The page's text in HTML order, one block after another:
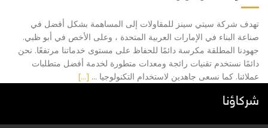
تهدف شركة سيتي سينز للمقاولات إلى المساهمة بشكل أفضل في
صناعة البناء في الإمارات العربية المتحدة ، وعلى الأخص في أبو ظبي.
جهودنا المطلقة مكرسة دائمًا للحفاظ على مستوى خدماتنا مرتفعًا. نحن
دائمًا نستخدم تقنيات رائجة ومعدات متطورة لخدمة أفضل متطلبات
عملائنا. كما نسعى جاهدين لاستخدام التكنولوجيا ... [...]
شركاؤنا